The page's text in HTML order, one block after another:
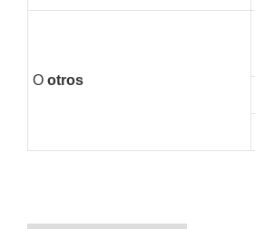
Ootros